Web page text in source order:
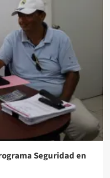
Seguridad en